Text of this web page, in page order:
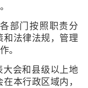
部门按照职责分
和法律法规，管理
。
会和县级以上地
本行政区域内，